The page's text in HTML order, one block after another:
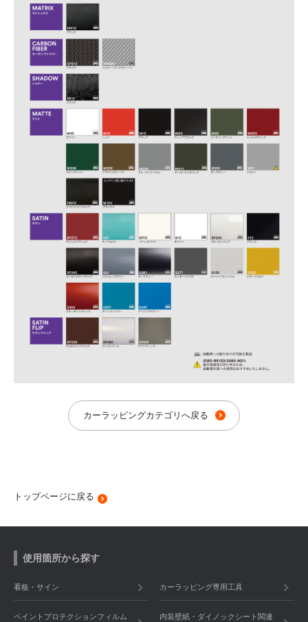
カーラッピングカテゴリへ戻る
トップページに戻る
使用箇所から探す
看板・サイン カーラッピング専用工具
ペイントプロテクションフィルム
内装壁紙・ダイノックシート関連